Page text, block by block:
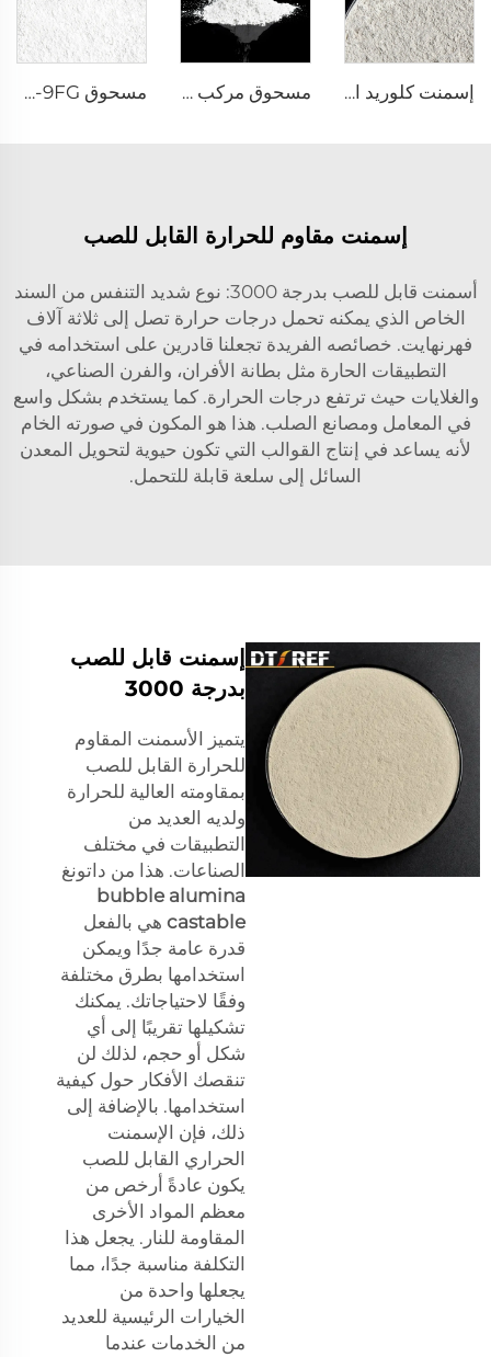
إسمنت كلوريد الكالسيوم DK-68 مسحوق مركب تفاعلي α-Al₂O₃ مسحوق AW-9FG أكسيد الألمنيوم α المُشبع حراريًا
إسمنت مقاوم للحرارة القابل للصب
أسمنت قابل للصب بدرجة 3000: نوع شديد التنفس من السند
الخاص الذي يمكنه تحمل درجات حرارة تصل إلى ثلاثة آلاف
فهرنهايت. خصائصه الفريدة تجعلنا قادرين على استخدامه في
التطبيقات الحارة مثل بطانة الأفران، والفرن الصناعي،
والغلايات حيث ترتفع درجات الحرارة. كما يستخدم بشكل واسع
في المعامل ومصانع الصلب. هذا هو المكون في صورته الخام
لأنه يساعد في إنتاج القوالب التي تكون حيوية لتحويل المعدن
السائل إلى سلعة قابلة للتحمل.
إسمنت قابل للصب
بدرجة 3000
يتميز الأسمنت المقاوم
للحرارة القابل للصب
بمقاومته العالية للحرارة
ولديه العديد من
التطبيقات في مختلف
الصناعات. هذا من داتونغ
bubble alumina
castable هي بالفعل
قدرة عامة جدًا ويمكن
استخدامها بطرق مختلفة
وفقًا لاحتياجاتك. يمكنك
تشكيلها تقريبًا إلى أي
شكل أو حجم، لذلك لن
تنقصك الأفكار حول كيفية
استخدامها. بالإضافة إلى
ذلك، فإن الإسمنت
الحراري القابل للصب
يكون عادةً أرخص من
معظم المواد الأخرى
المقاومة للنار. يجعل هذا
التكلفة مناسبة جدًا، مما
يجعلها واحدة من
الخيارات الرئيسية للعديد
من الخدمات عندما